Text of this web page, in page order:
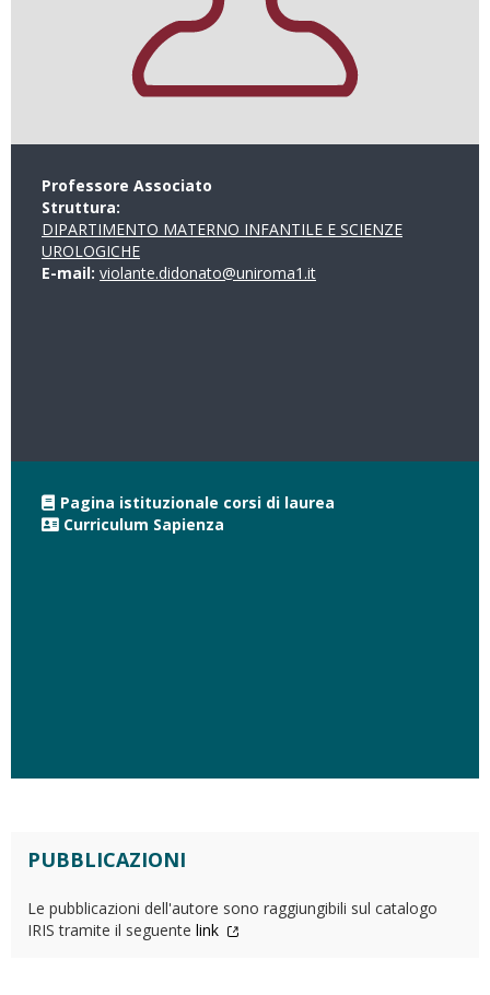
Professore Associato
Struttura:
DIPARTIMENTO MATERNO INFANTILE E SCIENZE
UROLOGICHE
E-mail: violante.didonato@uniroma1.it
Pagina istituzionale corsi di laurea
Curriculum Sapienza
PUBBLICAZIONI
Le pubblicazioni dell'autore sono raggiungibili sul catalogo
IRIS tramite il seguente link